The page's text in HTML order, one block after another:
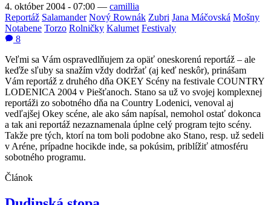
4. október 2004 - 07:00 — camillia
Reportáž Salamander Nový Rownák Zubri Jana Máčovská Mošny
Notabene Torzo Rolničky Kalumet Festivaly
8
Veľmi sa Vám ospravedlňujem za opäť oneskorenú reportáž – ale
keďže sľuby sa snažím vždy dodržať (aj keď neskôr), prinášam
Vám reportáž z druhého dňa OKEY Scény na festivale COUNTRY
LODENICA 2004 v Piešťanoch. Stano sa už vo svojej komplexnej
reportáži zo sobotného dňa na Country Lodenici, venoval aj
vedľajšej Okey scéne, ale ako sám napísal, nemohol ostať dokonca
a tak ani reportáž nezaznamenala úplne celý program tejto scény.
Takže pre tých, ktorí na tom boli podobne ako Stano, resp. už sedeli
v Aréne, prípadne hocikde inde, sa pokúsim, priblížiť atmosféru
sobotného programu.
Článok